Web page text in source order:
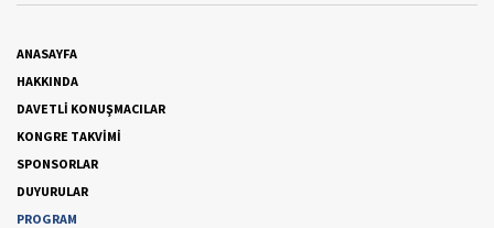
ANASAYFA
HAKKINDA
DAVETLİ KONUŞMACILAR
KONGRE TAKVİMİ
SPONSORLAR
DUYURULAR
PROGRAM